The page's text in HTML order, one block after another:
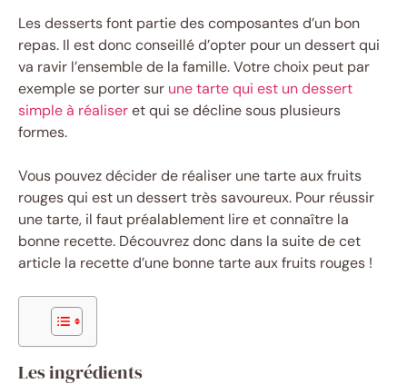
Les desserts font partie des composantes d’un bon
repas. Il est donc conseillé d’opter pour un dessert qui
va ravir l’ensemble de la famille. Votre choix peut par
exemple se porter sur une tarte qui est un dessert
simple à réaliseret qui se décline sous plusieurs
formes.
Vous pouvez décider de réaliser une tarte aux fruits
rouges qui est un dessert très savoureux. Pour réussir
une tarte, il faut préalablement lire et connaître la
bonne recette. Découvrez donc dans la suite de cet
article la recette d’une bonne tarte aux fruits rouges !
Les ingrédients